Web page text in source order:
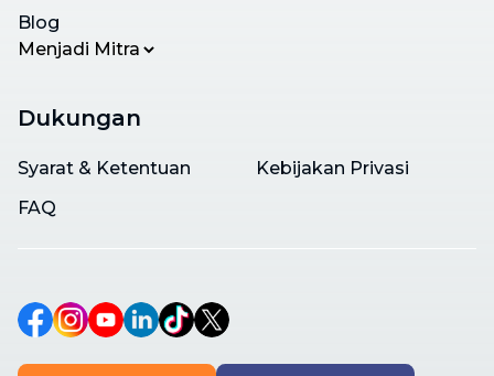
Blog
Menjadi Mitra
Dukungan
Syarat & Ketentuan
Kebijakan Privasi
FAQ